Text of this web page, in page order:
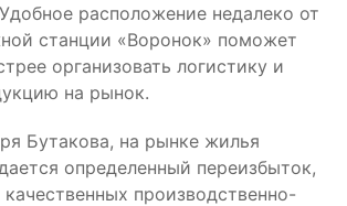
расположение недалеко от
станции «Воронок» поможет
организовать логистику и
на рынок.
Бутакова, на рынке жилья
определенный переизбыток,
производственно-